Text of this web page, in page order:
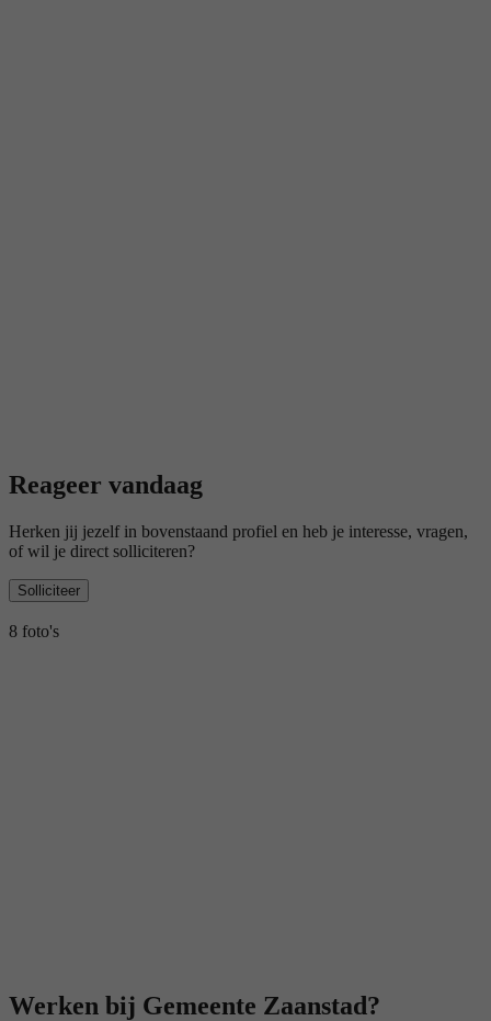
Reageer vandaag
Herken jij jezelf in bovenstaand profiel en heb je interesse, vragen,
of wil je direct solliciteren?
Solliciteer
8 foto's
Werken bij Gemeente Zaanstad?